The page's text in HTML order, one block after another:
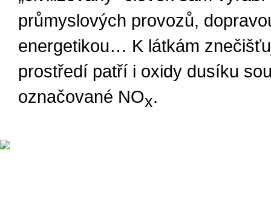
průmyslových provozů,
energetikou… K látkám
prostředí patří i oxidy dusíku
označované NOx.